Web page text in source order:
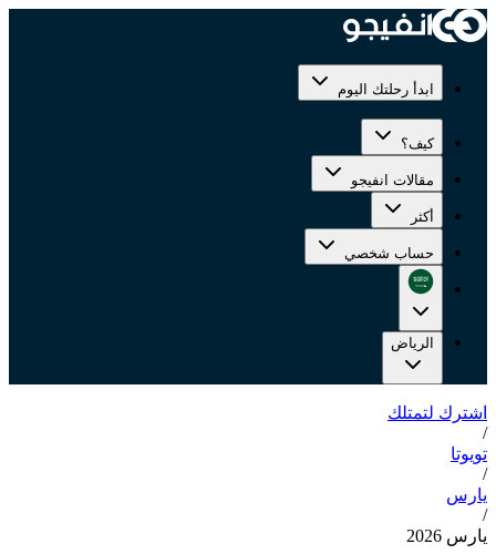
ابدأ رحلتك اليوم
كيف؟
مقالات انفيجو
أكثر
حساب شخصي
الرياض
اشترك لتمتلك
/
تويوتا
/
يارس
/
يارس 2026